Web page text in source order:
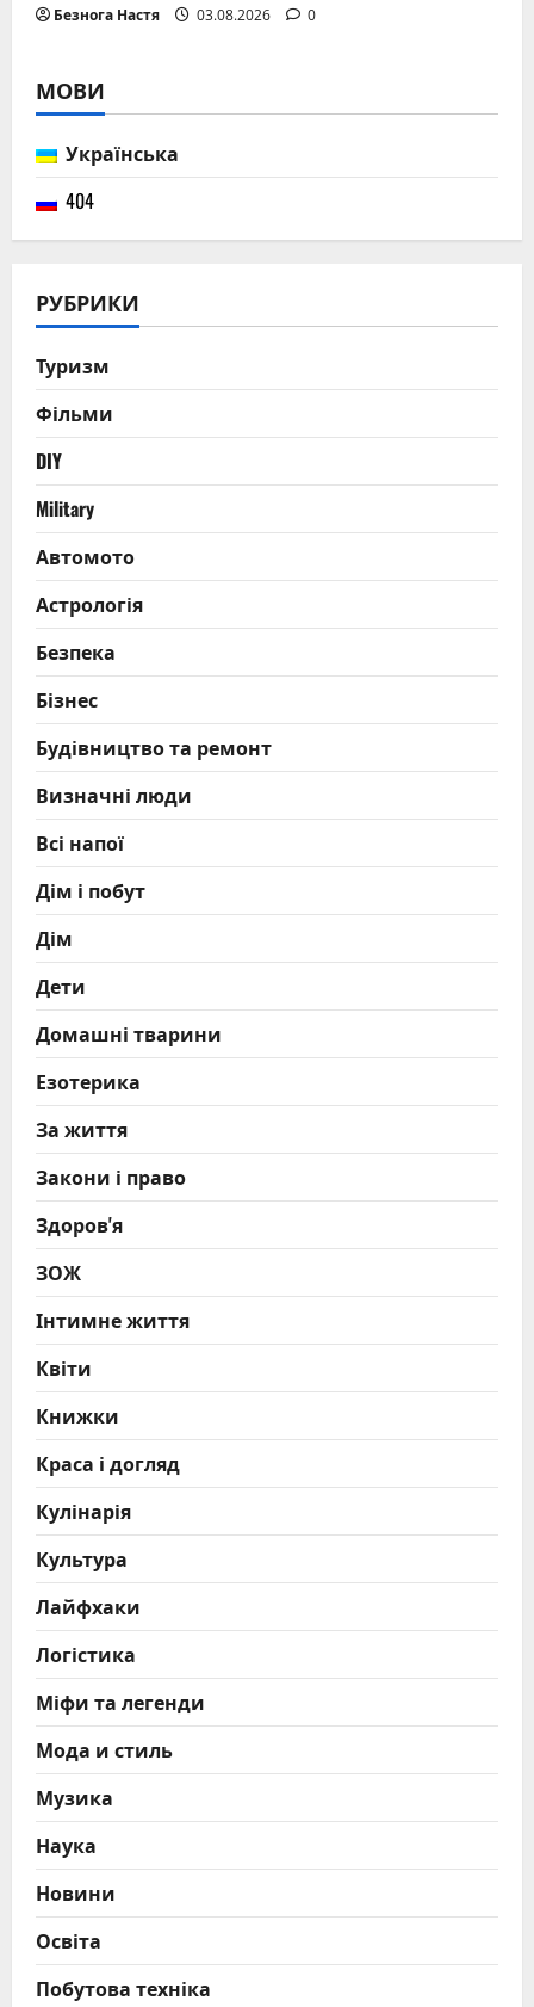
Безнога Настя 03.08.2026 0
МОВИ
Українська
404
РУБРИКИ
Туризм
Фільми
DIY
Military
Автомото
Астрологія
Безпека
Бізнес
Будівництво та ремонт
Визначні люди
Всі напої
Дім і побут
Дім
Дети
Домашні тварини
Езотерика
За життя
Закони і право
Здоров'я
ЗОЖ
Інтимне життя
Квіти
Книжки
Краса і догляд
Кулінарія
Культура
Лайфхаки
Логістика
Міфи та легенди
Мода и стиль
Музика
Наука
Новини
Освіта
Побутова техніка